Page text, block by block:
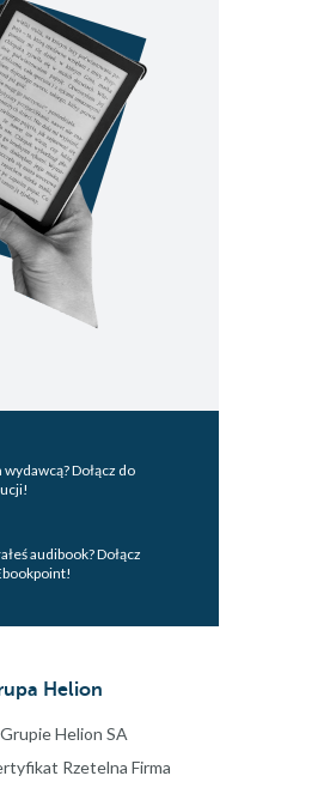
Dołącz do
audibook? Dołącz
Helion
Helion SA
Rzetelna Firma